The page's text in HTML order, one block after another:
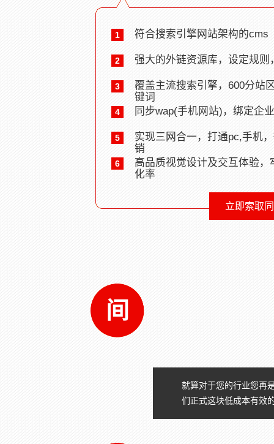
1 符合搜索引擎网站架构的cms
2 强大的外链资源库，设定规则
3
覆盖主流搜索引擎，600分站
键词
4 同步wap(手机网站)，绑定企
5
实现三网合一，打通pc,手机
销
6
高品质视觉设计及交互体验
化率
立即索取
节
约
时
间
就算对于您的行业您再
们正式这块低成本有效